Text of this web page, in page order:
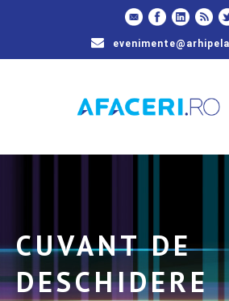
CUVANT DE
DESCHIDERE